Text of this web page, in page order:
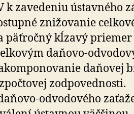
k zavedeniu ústavného
znižovanie
päťročný kĺzavý
daňovo-
daňovej
zodpovednosti.
odvodového